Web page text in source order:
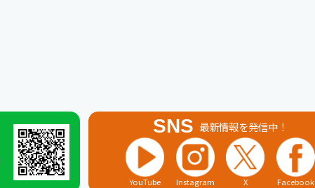
SNS 最新情報を発信中！
YouTube Instagram X Facebook